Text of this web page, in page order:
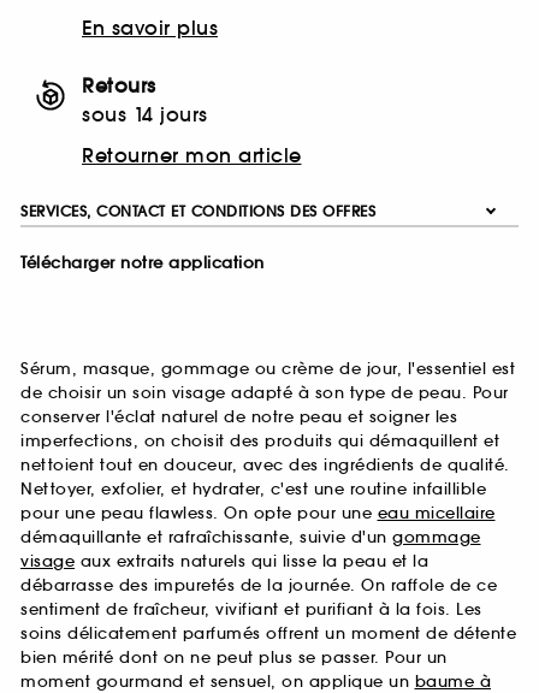
En savoir plus
Retours
sous 14 jours
Retourner mon article
SERVICES, CONTACT ET CONDITIONS DES OFFRES
Télécharger notre application
Sérum, masque, gommage ou crème de jour, l'essentiel est
de choisir un soin visage adapté à son type de peau. Pour
conserver l'éclat naturel de notre peau et soigner les
imperfections, on choisit des produits qui démaquillent et
nettoient tout en douceur, avec des ingrédients de qualité.
Nettoyer, exfolier, et hydrater, c'est une routine infaillible
pour une peau flawless. On opte pour une eau micellaire
démaquillante et rafraîchissante, suivie d'un gommage
visage aux extraits naturels qui lisse la peau et la
débarrasse des impuretés de la journée. On raffole de ce
sentiment de fraîcheur, vivifiant et purifiant à la fois. Les
soins délicatement parfumés offrent un moment de détente
bien mérité dont on ne peut plus se passer. Pour un
moment gourmand et sensuel, on applique un baume à